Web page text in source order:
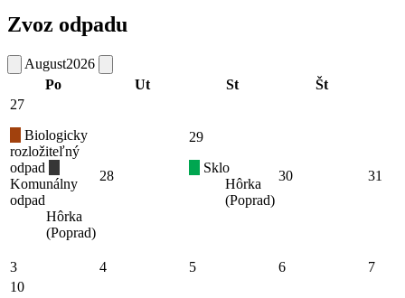
Zvoz odpadu
August2026
Po
Ut St Št
27
Biologicky
rozložiteľný
odpad
Komunálny
odpad
Hôrka
(Poprad)
28
29
Sklo
Hôrka
(Poprad)
30 31
3 4 5 6
7
10